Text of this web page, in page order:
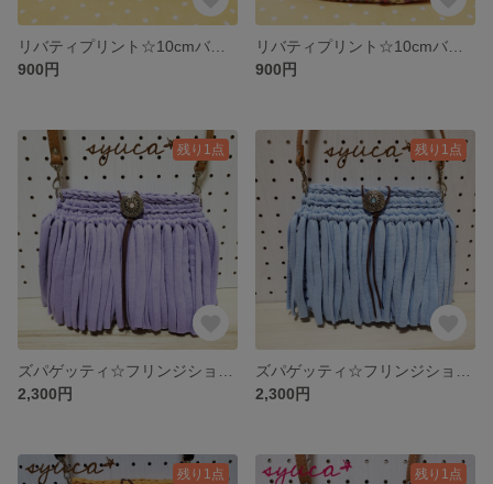
900円
900円
残り1点
2,300円
残り1点
2,300円
残り1点 残り1点